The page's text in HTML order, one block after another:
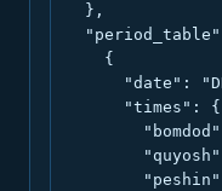
  },
    {
"date":
      "times": {